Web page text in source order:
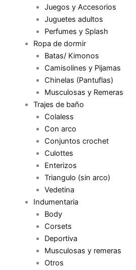
Juegos y Accesorios
Juguetes adultos
Perfumes y Splash
Ropa de dormir
Batas/ Kimonos
Camisolines y Pijamas
Chinelas (Pantuflas)
Musculosas y Remeras
Trajes de baño
Colaless
Con arco
Conjuntos crochet
Culottes
Enterizos
Triangulo (sin arco)
Vedetina
Indumentaria
Body
Corsets
Deportiva
Musculosas y remeras
Otros